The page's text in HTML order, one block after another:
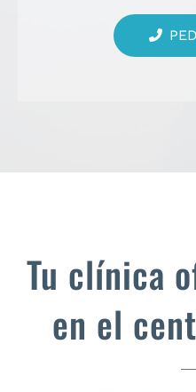
Tu clínica
en el